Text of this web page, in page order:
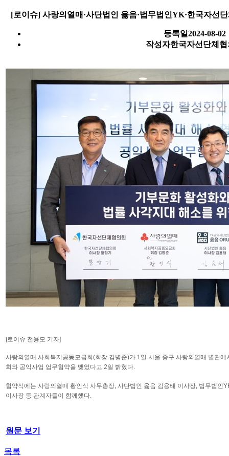
[로이슈] 사랑의열매·사단법인 옳음·법무법인YK·한국자선
등록일2024-08-02
작성자한국자선단체
[로이슈 전용모 기자]
사랑의열매 사회복지공동모금회(회장 김병준)가 1일 서울 중구 사랑의열매 별관
회와 공익사업 업무협약을 맺었다고 2일 밝혔다.
협약식에는 사랑의열매 황인식 사무총장, 사단법인 옳음 김용태 이사장, 법무법인
이사장 등 관계자들이 함께했다.
원문 보기
목록